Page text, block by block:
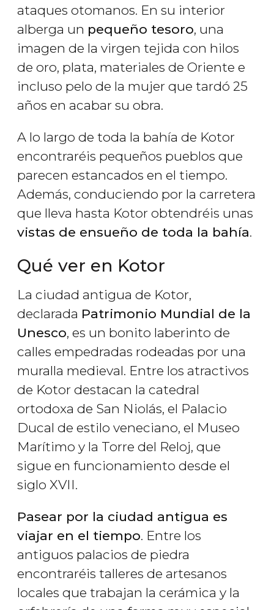
ataques otomanos. En su interior
alberga un pequeño tesoro, una
imagen de la virgen tejida con hilos
de oro, plata, materiales de Oriente e
incluso pelo de la mujer que tardó 25
años en acabar su obra.
A lo largo de toda la bahía de Kotor
encontraréis pequeños pueblos que
parecen estancados en el tiempo.
Además, conduciendo por la carretera
que lleva hasta Kotor obtendréis unas
vistas de ensueño de toda la bahía.
Qué ver en Kotor
La ciudad antigua de Kotor,
declarada Patrimonio Mundial de la
Unesco, es un bonito laberinto de
calles empedradas rodeadas por una
muralla medieval. Entre los atractivos
de Kotor destacan la catedral
ortodoxa de San Niolás, el Palacio
Ducal de estilo veneciano, el Museo
Marítimo y la Torre del Reloj, que
sigue en funcionamiento desde el
siglo XVII.
Pasear por la ciudad antigua es
viajar en el tiempo. Entre los
antiguos palacios de piedra
encontraréis talleres de artesanos
locales que trabajan la cerámica y la